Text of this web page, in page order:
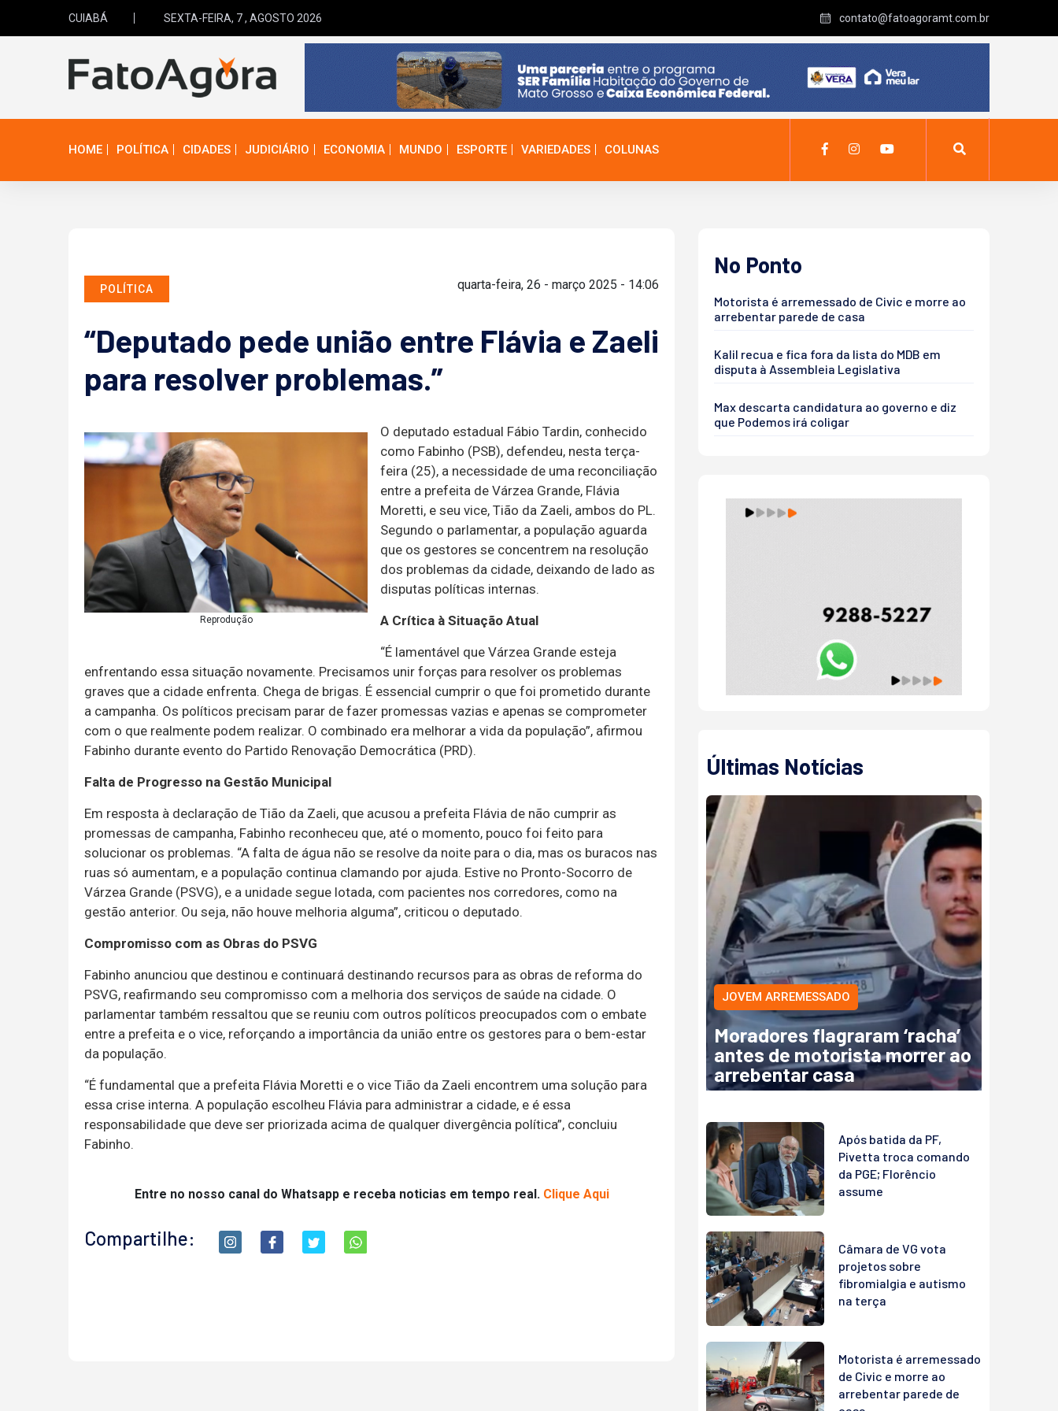
CUIABÁ SEXTA-FEIRA, 7 , AGOSTO 2026 contato@fatoagoramt.com.br
HOME POLÍTICA CIDADES JUDICIÁRIO ECONOMIA MUNDO ESPORTE VARIEDADES COLUNAS
POLÍTICA quarta-feira, 26 - março 2025 - 14:06
“Deputado pede união entre Flávia e Zaeli
para resolver problemas.”
Reprodução
O deputado estadual Fábio Tardin, conhecido
como Fabinho (PSB), defendeu, nesta terça-
feira (25), a necessidade de uma reconciliação
entre a prefeita de Várzea Grande, Flávia
Moretti, e seu vice, Tião da Zaeli, ambos do PL.
Segundo o parlamentar, a população aguarda
que os gestores se concentrem na resolução
dos problemas da cidade, deixando de lado as
disputas políticas internas.
A Crítica à Situação Atual
“É lamentável que Várzea Grande esteja
enfrentando essa situação novamente. Precisamos unir forças para resolver os problemas
graves que a cidade enfrenta. Chega de brigas. É essencial cumprir o que foi prometido durante
a campanha. Os políticos precisam parar de fazer promessas vazias e apenas se comprometer
com o que realmente podem realizar. O combinado era melhorar a vida da população”, afirmou
Fabinho durante evento do Partido Renovação Democrática (PRD).
Falta de Progresso na Gestão Municipal
Em resposta à declaração de Tião da Zaeli, que acusou a prefeita Flávia de não cumprir as
promessas de campanha, Fabinho reconheceu que, até o momento, pouco foi feito para
solucionar os problemas. “A falta de água não se resolve da noite para o dia, mas os buracos nas
ruas só aumentam, e a população continua clamando por ajuda. Estive no Pronto-Socorro de
Várzea Grande (PSVG), e a unidade segue lotada, com pacientes nos corredores, como na
gestão anterior. Ou seja, não houve melhoria alguma”, criticou o deputado.
Compromisso com as Obras do PSVG
Fabinho anunciou que destinou e continuará destinando recursos para as obras de reforma do
PSVG, reafirmando seu compromisso com a melhoria dos serviços de saúde na cidade. O
parlamentar também ressaltou que se reuniu com outros políticos preocupados com o embate
entre a prefeita e o vice, reforçando a importância da união entre os gestores para o bem-estar
da população.
“É fundamental que a prefeita Flávia Moretti e o vice Tião da Zaeli encontrem uma solução para
essa crise interna. A população escolheu Flávia para administrar a cidade, e é essa
responsabilidade que deve ser priorizada acima de qualquer divergência política”, concluiu
Fabinho.
Entre no nosso canal do Whatsapp e receba noticias em tempo real. Clique Aqui
Compartilhe:
No Ponto
Motorista é arremessado de Civic e morre ao
arrebentar parede de casa
Kalil recua e fica fora da lista do MDB em
disputa à Assembleia Legislativa
Max descarta candidatura ao governo e diz
que Podemos irá coligar
Últimas Notícias
JOVEM ARREMESSADO
Moradores flagraram ‘racha’
antes de motorista morrer ao
arrebentar casa
Após batida da PF,
Pivetta troca comando
da PGE; Florêncio
assume
Câmara de VG vota
projetos sobre
fibromialgia e autismo
na terça
Motorista é arremessado
de Civic e morre ao
arrebentar parede de